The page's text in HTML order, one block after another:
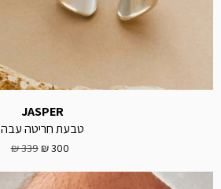
JASPER
טבעת חריטה עבה
300 ₪
339 ₪